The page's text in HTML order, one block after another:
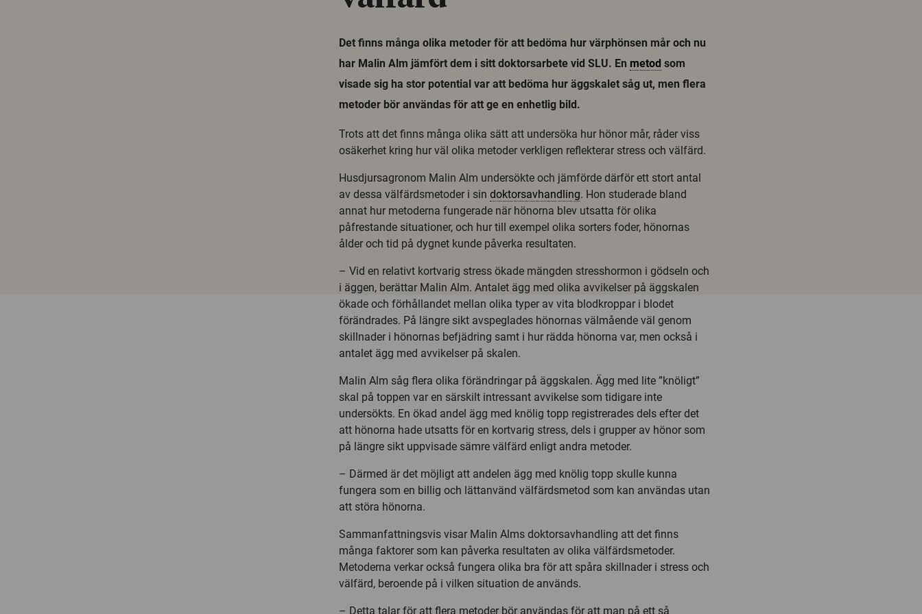
Det finns många olika metoder för att bedöma hur värphönsen mår och nu
har Malin Alm jämfört dem i sitt doktorsarbete vid SLU. En metod som
visade sig ha stor potential var att bedöma hur äggskalet såg ut, men flera
metoder bör användas för att ge en enhetlig bild.
Trots att det finns många olika sätt att undersöka hur hönor mår, råder viss
osäkerhet kring hur väl olika metoder verkligen reflekterar stress och välfärd.
Husdjursagronom Malin Alm undersökte och jämförde därför ett stort antal
av dessa välfärdsmetoder i sin doktorsavhandling. Hon studerade bland
annat hur metoderna fungerade när hönorna blev utsatta för olika
påfrestande situationer, och hur till exempel olika sorters foder, hönornas
ålder och tid på dygnet kunde påverka resultaten.
– Vid en relativt kortvarig stress ökade mängden stresshormon i gödseln och
i äggen, berättar Malin Alm. Antalet ägg med olika avvikelser på äggskalen
ökade och förhållandet mellan olika typer av vita blodkroppar i blodet
förändrades. På längre sikt avspeglades hönornas välmående väl genom
skillnader i hönornas befjädring samt i hur rädda hönorna var, men också i
antalet ägg med avvikelser på skalen.
Malin Alm såg flera olika förändringar på äggskalen. Ägg med lite ”knöligt”
skal på toppen var en särskilt intressant avvikelse som tidigare inte
undersökts. En ökad andel ägg med knölig topp registrerades dels efter det
att hönorna hade utsatts för en kortvarig stress, dels i grupper av hönor som
på längre sikt uppvisade sämre välfärd enligt andra metoder.
– Därmed är det möjligt att andelen ägg med knölig topp skulle kunna
fungera som en billig och lättanvänd välfärdsmetod som kan användas utan
att störa hönorna.
Sammanfattningsvis visar Malin Alms doktorsavhandling att det finns
många faktorer som kan påverka resultaten av olika välfärdsmetoder.
Metoderna verkar också fungera olika bra för att spåra skillnader i stress och
välfärd, beroende på i vilken situation de används.
– Detta talar för att flera metoder bör användas för att man på ett så